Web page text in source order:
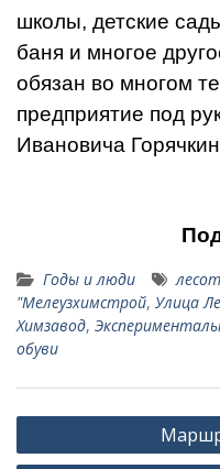
школы, детские
баня и многое
обязан во мно­гом
предприятие под
Ивановича
Годы и люди
"Мелеузхимстрой, Улица
Химзавод,
обуви
Навигация
по